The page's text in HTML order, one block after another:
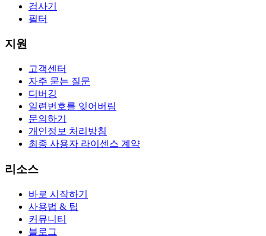
검사기
필터
지원
고객센터
자주 묻는 질문
디버깅
일련번호를 잊어버림
문의하기
개인정보 처리방침
최종 사용자 라이센스 계약
리소스
바로 시작하기
사용법 & 팁
커뮤니티
블로그